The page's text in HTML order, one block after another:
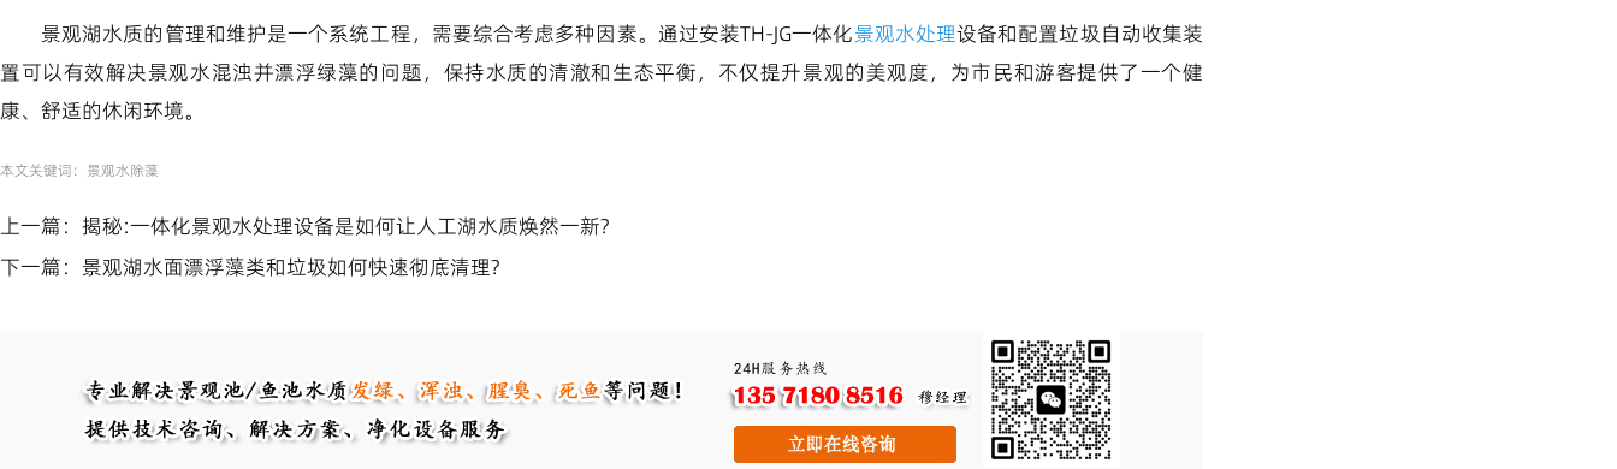
景观湖水质的管理和维护是一个系统工程，需要综合考虑多种因素。通过安装TH-JG一体化景观水处理设备和配置垃圾自动收集装
置可以有效解决景观水混浊并漂浮绿藻的问题，保持水质的清澈和生态平衡，不仅提升景观的美观度，为市民和游客提供了一个健
康、舒适的休闲环境。
本文关键词： 景观水除藻
上一篇： 揭秘:一体化景观水处理设备是如何让人工湖水质焕然一新?
下一篇： 景观湖水面漂浮藻类和垃圾如何快速彻底清理?